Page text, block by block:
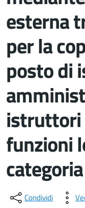
esterna
per la
posto di
istruttori
funzioni
Dettagli
Condividi